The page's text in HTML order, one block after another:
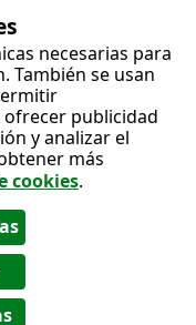
necesarias para
También se usan
ofrecer publicidad
y analizar el
más
cookies.